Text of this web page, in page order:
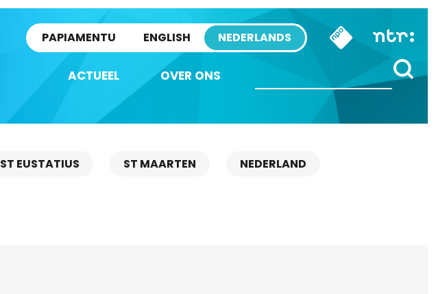
PAPIAMENTU ENGLISH NEDERLANDS
ACTUEEL OVER ONS
ST EUSTATIUS ST MAARTEN NEDERLAND